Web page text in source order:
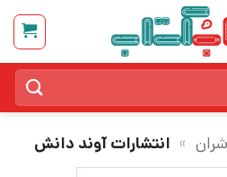
» انتشارات آوند دانش